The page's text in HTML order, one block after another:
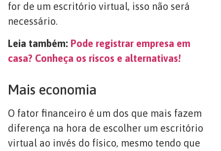
for de um escritório virtual, isso não será
necessário.
Leia também: Pode registrar empresa em
casa? Conheça os riscos e alternativas!
Mais economia
O fator financeiro é um dos que mais fazem
diferença na hora de escolher um escritório
virtual ao invés do físico, mesmo tendo que